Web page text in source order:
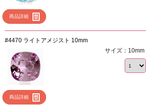
商品詳細
#4470 ライトアメジスト 10mm
商品詳細
サイズ：10mm